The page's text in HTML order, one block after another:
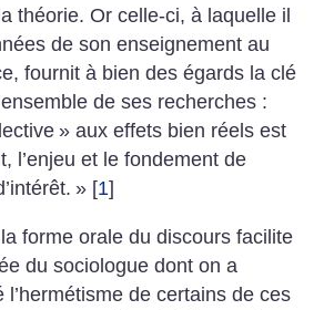
théorie. Or celle-ci, à laquelle il
de son enseignement au
fournit à bien des égards la clé
de ses recherches :
» aux effets bien réels est
l’enjeu et le fondement de
» [1]
forme orale du discours facilite
du sociologue dont on a
l’hermétisme de certains de ces